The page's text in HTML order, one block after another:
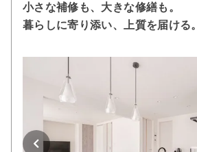
小さな補修も、大きな修繕も。
暮らしに寄り添い、上質を届ける。